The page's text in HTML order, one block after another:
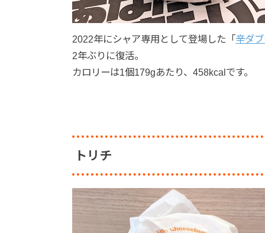
2022年にシャア専用として登場した「 辛ダ
2年ぶりに復活。
カロリーは1個179gあたり、458kcalです。
トリチ